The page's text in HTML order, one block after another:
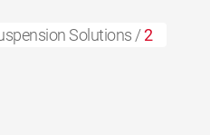
Solutions /2